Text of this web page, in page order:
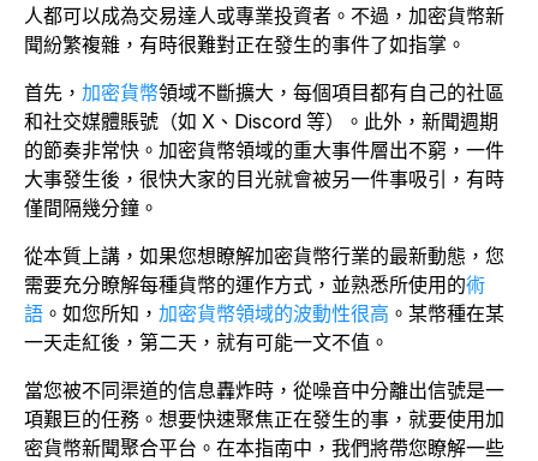
人都可以成為交易達人或專業投資者。不過，加密貨幣新
聞紛繁複雜，有時很難對正在發生的事件了如指掌。
首先， 加密貨幣領域不斷擴大，每個項目都有自己的社區
和社交媒體賬號（如 X、Discord 等）。此外，新聞週期
的節奏非常快。加密貨幣領域的重大事件層出不窮，一件
大事發生後，很快大家的目光就會被另一件事吸引，有時
僅間隔幾分鐘。
從本質上講，如果您想瞭解加密貨幣行業的最新動態，您
需要充分瞭解每種貨幣的運作方式，並熟悉所使用的術
語 。如您所知， 加密貨幣領域的波動性很高 。某幣種在某
一天走紅後，第二天，就有可能一文不值。
當您被不同渠道的信息轟炸時，從噪音中分離出信號是一
項艱巨的任務。想要快速聚焦正在發生的事，就要使用加
密貨幣新聞聚合平台。在本指南中，我們將帶您瞭解一些